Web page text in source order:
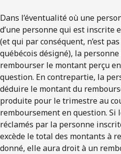
Dans l’éventualité où une
d’une personne qui est inscrite
(et qui par conséquent, n’est
québécois désigné), la
rembourser le montant perçu
question. En contrepartie, la
déduire le montant du
produite pour le trimestre au
remboursement en question. Si
réclamés par la personne
excède le total des montants à
donné, elle aura droit à un